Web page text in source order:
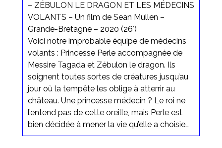
– ZÉBULON LE DRAGON ET LES MÉDECINS
VOLANTS – Un film de Sean Mullen –
Grande-Bretagne – 2020 (26′)
Voici notre improbable équipe de médecins
volants : Princesse Perle accompagnée de
Messire Tagada et Zébulon le dragon. Ils
soignent toutes sortes de créatures jusqu’au
jour où la tempête les oblige à atterrir au
château. Une princesse médecin ? Le roi ne
l’entend pas de cette oreille, mais Perle est
bien décidée à mener la vie qu’elle a choisie…